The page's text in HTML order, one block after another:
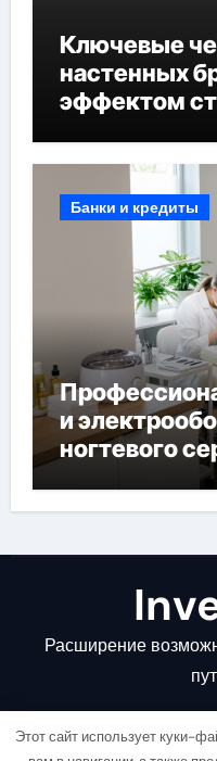
Ключевые
настенных
эффектом
Банки и кредиты
и
ногтевого
депиляции
Расширение
Этот сайт использует куки-